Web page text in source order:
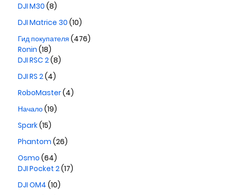
DJI M30 (8)
DJI Matrice 30 (10)
Гид покупателя (476)
Ronin (18)
DJI RSC 2(8)
DJI RS 2(4)
RoboMaster(4)
Начало(19)
Spark(15)
Phantom (26)
Osmo (64)
DJI Pocket 2(17)
DJI OM4 (10)